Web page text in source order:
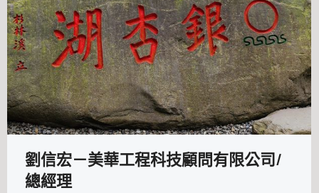
劉信宏－美華工程科技顧問有限公司/
總經理